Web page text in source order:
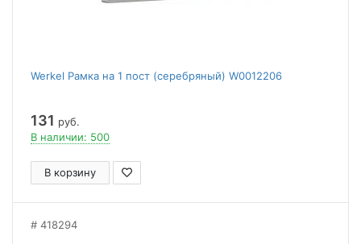
Werkel Рамка на 1 пост (серебряный) W0012206
131 руб.
В наличии: 500
В корзину
418294